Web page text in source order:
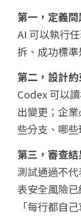
第一，定義
AI 可以執行
拆、成功標
第二，設計
Codex 可以
出變更；企
些分支、哪
第三，審查
測試通過不
表安全風險
「每行都自